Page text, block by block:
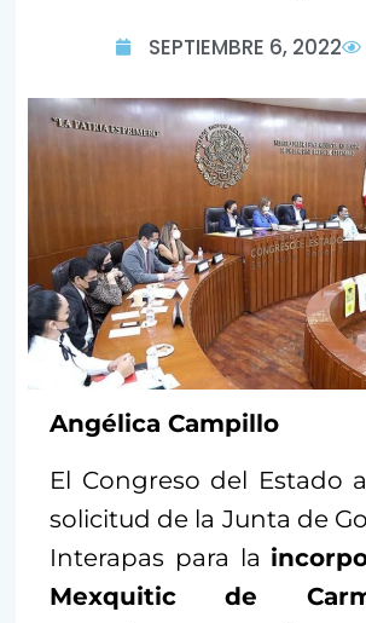
SEPTIEMBRE 6, 2022
Angélica Campillo
El Congreso del Estado
solicitud de la Junta de
Interapas para la
Mexquitic de